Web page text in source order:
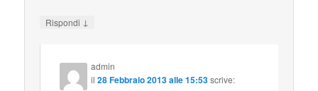
Rispondi ↓
admin
il28 Febbraio 2013 alle 15:53scrive: